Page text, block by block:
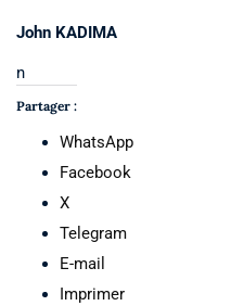
John KADIMA
n
Partager :
WhatsApp
Facebook
X
Telegram
E-mail
Imprimer